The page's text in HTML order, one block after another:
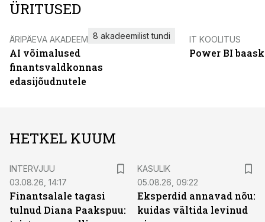
ÜRITUSED
ÄRIPÄEVA AKADEEMIA
AI võimalused
finantsvaldkonnas
edasijõudnutele
8 akadeemilist tundi IT KOOLITUS
Power BI
HETKEL KUUM
INTERVJUU
03.08.26, 14:17
Finantsalale tagasi
tulnud Diana Paakspuu:
KASULIK
05.08.26, 09:22
Eksperdid annavad nõu:
kuidas vältida levinud